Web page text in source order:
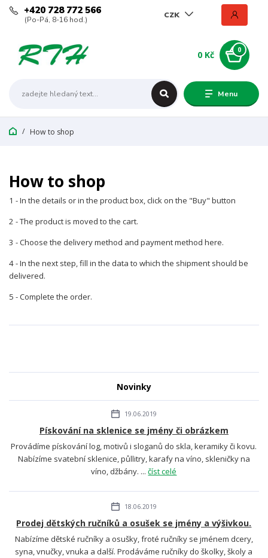
Menu
CZK
+420 728 772 566
(Po-Pá, 8-16 hod.)
0
0 Kč
How to shop
Novinky
19.06.2019
Pískování na sklenice se jmény či obrázkem
Provádíme pískování log, motivů i sloganů do skla, keramiky či kovu.
Nabízíme svatební sklenice, půllitry, karafy na víno, skleničky na
víno, džbány. ...číst celé
18.06.2019
Prodej dětských ručníků a osušek se jmény a výšivkou.
Nabízíme dětské ručníky a osušky, froté ručníky se jménem dcery,
syna, vnučky, vnuka a další. Prodáváme ručníky do školky, školy a
How to shop
1 - In the details or in the product box, click on the "Buy" button
2 - The product is moved to the cart.
3 - Choose the delivery method and payment method here.
4 - In the next step, fill in the data to which the shipment should be
delivered.
5 - Complete the order.